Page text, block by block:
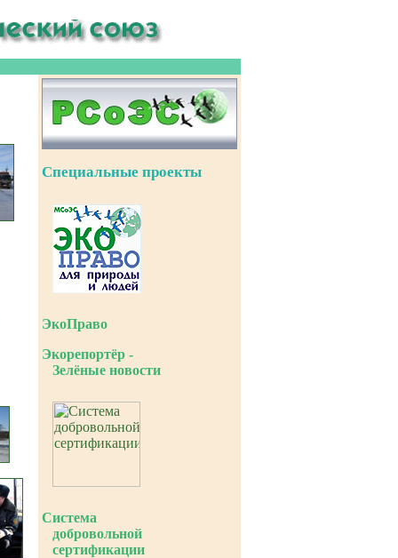
Специальные проекты
ЭкоПраво
Экорепортёр -
Зелёные новости
Система
добровольной
сертификации